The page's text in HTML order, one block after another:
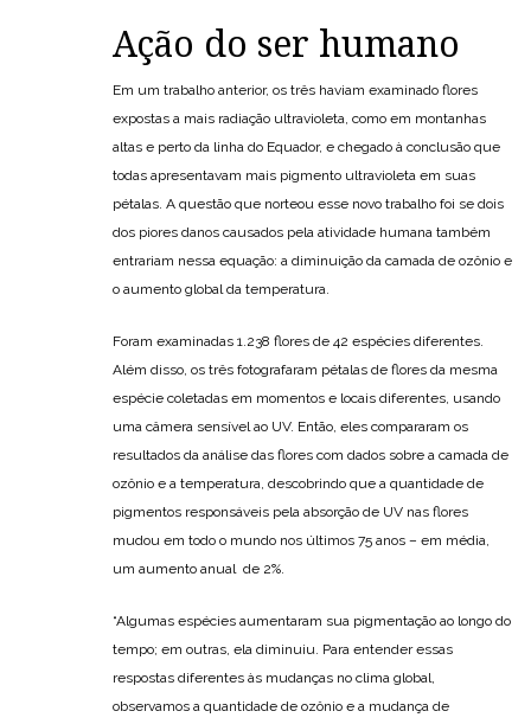
Ação do ser humano
Em um trabalho anterior, os três haviam examinado flores
expostas a mais radiação ultravioleta, como em montanhas
altas e perto da linha do Equador, e chegado à conclusão que
todas apresentavam mais pigmento ultravioleta em suas
pétalas. A questão que norteou esse novo trabalho foi se dois
dos piores danos causados pela atividade humana também
entrariam nessa equação: a diminuição da camada de ozônio e
o aumento global da temperatura.
Foram examinadas 1.238 flores de 42 espécies diferentes.
Além disso, os três fotografaram pétalas de flores da mesma
espécie coletadas em momentos e locais diferentes, usando
uma câmera sensível ao UV. Então, eles compararam os
resultados da análise das flores com dados sobre a camada de
ozônio e a temperatura, descobrindo que a quantidade de
pigmentos responsáveis pela absorção de UV nas flores
mudou em todo o mundo nos últimos 75 anos – em média,
um aumento anual de 2%.
“Algumas espécies aumentaram sua pigmentação ao longo do
tempo; em outras, ela diminuiu. Para entender essas
respostas diferentes às mudanças no clima global,
observamos a quantidade de ozônio e a mudança de